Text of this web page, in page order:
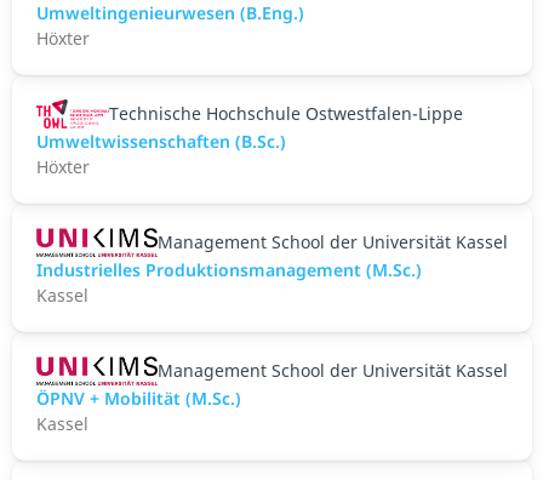
Umweltingenieurwesen (B.Eng.)
Höxter
Technische Hochschule Ostwestfalen-Lippe
Umweltwissenschaften (B.Sc.)
Höxter
Management School der Universität Kassel
Industrielles Produktionsmanagement (M.Sc.)
Kassel
Management School der Universität Kassel
ÖPNV + Mobilität (M.Sc.)
Kassel